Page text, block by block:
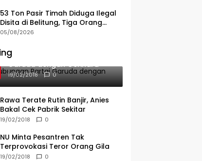
53 Ton Pasir Timah Diduga Ilegal
Disita di Belitung, Tiga Orang
Diamankan, Dua Masih Diburu
05/08/2026
Ini Dia Hubungan Partai
Garuda dengan Gerindra
19/02/2018 0
Rawa Terate Rutin Banjir, Anies
Bakal Cek Pabrik Sekitar
19/02/2018 0
NU Minta Pesantren Tak
Terprovokasi Teror Orang Gila
19/02/2018 0